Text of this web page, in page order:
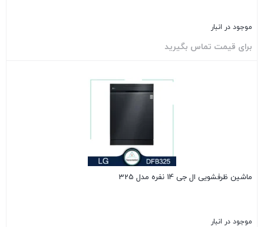
موجود در انبار
برای قیمت تماس بگیرید
ماشین ظرفشویی ال جی 14 نفره مدل 325
موجود در انبار